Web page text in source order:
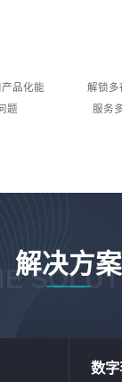
品化能
题
解锁多
服务
解决方案
数